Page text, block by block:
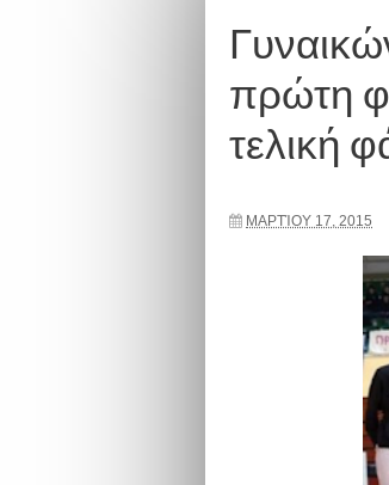
πρώτη
τελική
ΜΑΡΤΊΟΥ 17, 2015